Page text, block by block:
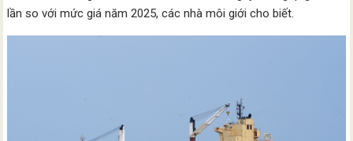
lần so với mức giá năm 2025, các nhà môi giới cho biết.